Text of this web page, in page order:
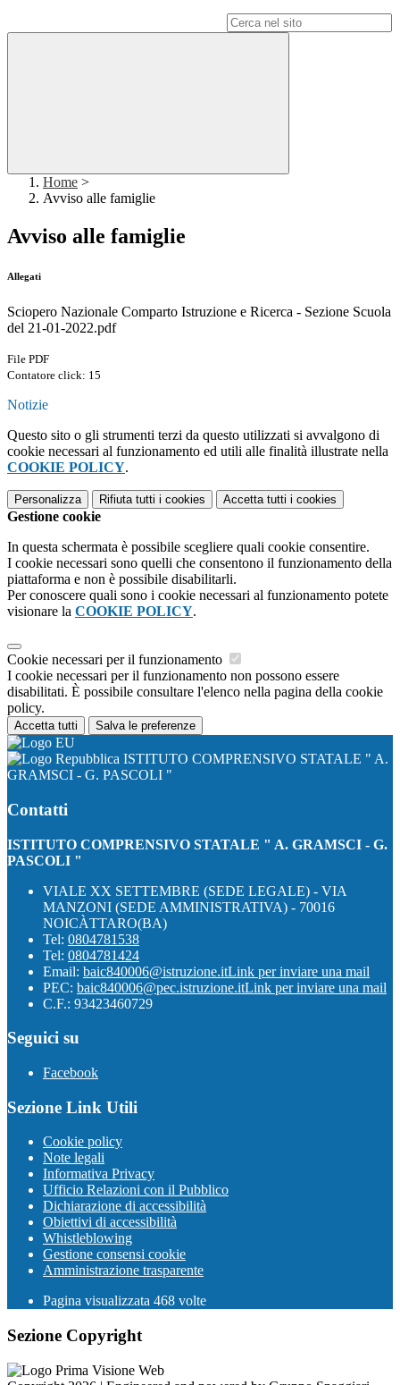
Home >
Avviso alle famiglie
Avviso alle famiglie
Allegati
Sciopero Nazionale Comparto Istruzione e Ricerca - Sezione Scuola
del 21-01-2022.pdf
File PDF
Contatore click: 15
Notizie
Questo sito o gli strumenti terzi da questo utilizzati si avvalgono di
cookie necessari al funzionamento ed utili alle finalità illustrate nella
COOKIE POLICY.
Personalizza Rifiuta tutti i cookies Accetta tutti i cookies
Gestione cookie
In questa schermata è possibile scegliere quali cookie consentire.
I cookie necessari sono quelli che consentono il funzionamento della
piattaforma e non è possibile disabilitarli.
Per conoscere quali sono i cookie necessari al funzionamento potete
visionare la COOKIE POLICY.
Cookie necessari per il funzionamento
I cookie necessari per il funzionamento non possono essere
disabilitati. È possibile consultare l'elenco nella pagina della cookie
policy.
Accetta tutti Salva le preferenze
ISTITUTO COMPRENSIVO STATALE " A.
GRAMSCI - G. PASCOLI "
Contatti
ISTITUTO COMPRENSIVO STATALE " A. GRAMSCI - G.
PASCOLI "
VIALE XX SETTEMBRE (SEDE LEGALE) - VIA
MANZONI (SEDE AMMINISTRATIVA) - 70016
NOICÀTTARO(BA)
Tel: 0804781538
Tel: 0804781424
Email: baic840006@istruzione.itLink per inviare una mail
PEC: baic840006@pec.istruzione.itLink per inviare una mail
C.F.: 93423460729
Seguici su
Facebook
Sezione Link Utili
Cookie policy
Note legali
Informativa Privacy
Ufficio Relazioni con il Pubblico
Dichiarazione di accessibilità
Obiettivi di accessibilità
Whistleblowing
Gestione consensi cookie
Amministrazione trasparente
Pagina visualizzata 468 volte
Sezione Copyright